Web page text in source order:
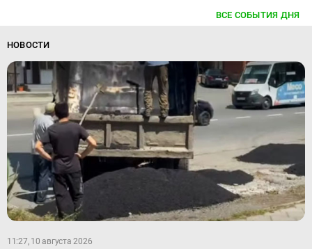
ВСЕ СОБЫТИЯ ДНЯ
НОВОСТИ
11:27, 10 августа 2026